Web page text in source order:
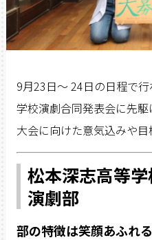
9月23日～ 24日の日程で
学校演劇合同発表会に先駆
大会に向けた意気込みや目
松本深志高等学
演劇部
部の特徴は笑顔あふれ